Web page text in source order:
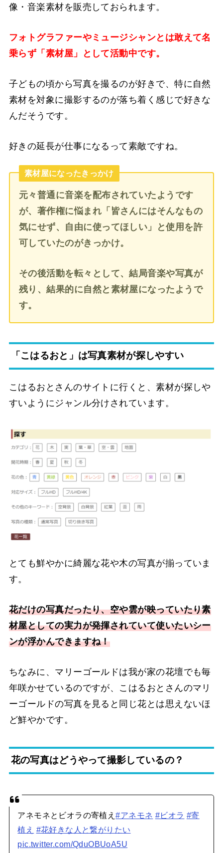
像・音楽素材を販売しておられます。
フォトグラファーやミュージシャンとは敢えて名
乗らず「素材屋」として活動中です。
子どもの頃から写真を撮るのが好きで、特に自然
素材を対象に撮影するのが落ち着く感じで好きな
んだそうです。
好きの延長が仕事になるって素敵ですね。
素材屋になったきっかけ
元々普通に音楽を配布されていたようです
が、著作権に悩まれ「皆さんにはそんなもの
気にせず、自由に使ってほしい」と使用を許
可していたのがきっかけ。
その後活動を転々として、結局音楽や写真が
残り、結果的に自然と素材屋になったようで
す。
「こはるおと」は写真素材が探しやすい
こはるおとさんのサイトに行くと、素材が探しや
すいようにジャンル分けされています。
とても鮮やかに綺麗な花や木の写真が揃っていま
す。
花だけの写真だったり、空や雲が映っていたり素
材屋としての実力が発揮されていて使いたいシー
ンが浮かんできますね！
ちなみに、マリーゴールドは我が家の花壇でも毎
年咲かせているのですが、こはるおとさんのマリ
ーゴールドの写真を見ると同じ花とは思えないほ
ど鮮やかです。
花の写真はどうやって撮影しているの？
アネモネとビオラの寄植え#アネモネ #ビオラ #寄
植え #花好きな人と繋がりたい
pic.twitter.com/QduOBUoA5U